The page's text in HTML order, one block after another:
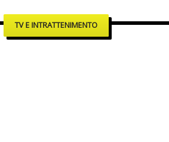
TV E INTRATTENIMENTO